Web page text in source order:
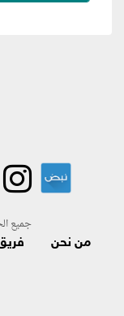
جميع
من نحن